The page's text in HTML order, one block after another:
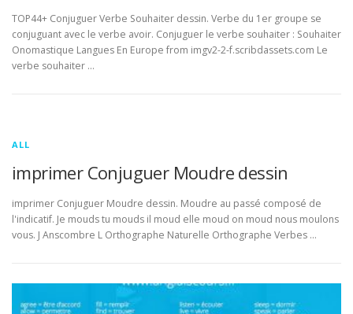
TOP44+ Conjuguer Verbe Souhaiter dessin. Verbe du 1er groupe se
conjuguant avec le verbe avoir. Conjuguer le verbe souhaiter : Souhaiter
Onomastique Langues En Europe from imgv2-2-f.scribdassets.com Le
verbe souhaiter …
ALL
imprimer Conjuguer Moudre dessin
imprimer Conjuguer Moudre dessin. Moudre au passé composé de
l'indicatif. Je mouds tu mouds il moud elle moud on moud nous moulons
vous. J Anscombre L Orthographe Naturelle Orthographe Verbes …